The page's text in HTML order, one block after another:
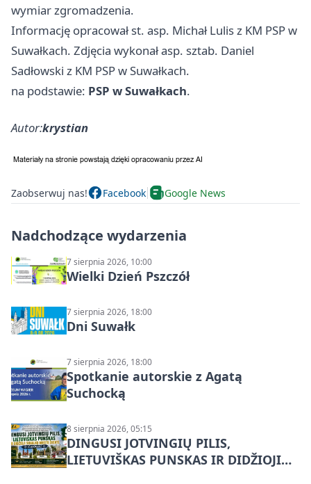
wymiar zgromadzenia.
Informację opracował st. asp. Michał Lulis z KM PSP w
Suwałkach. Zdjęcia wykonał asp. sztab. Daniel
Sadłowski z KM PSP w Suwałkach.
na podstawie: PSP w Suwałkach.
Autor:krystian
Zaobserwuj nas! Facebook Google News
Nadchodzące wydarzenia
7 sierpnia 2026, 10:00
Wielki Dzień Pszczół
7 sierpnia 2026, 18:00
Dni Suwałk
7 sierpnia 2026, 18:00
Spotkanie autorskie z Agatą
Suchocką
8 sierpnia 2026, 05:15
DINGUSI JOTVINGIŲ PILIS,
LIETUVIŠKAS PUNSKAS IR DIDŽIOJI